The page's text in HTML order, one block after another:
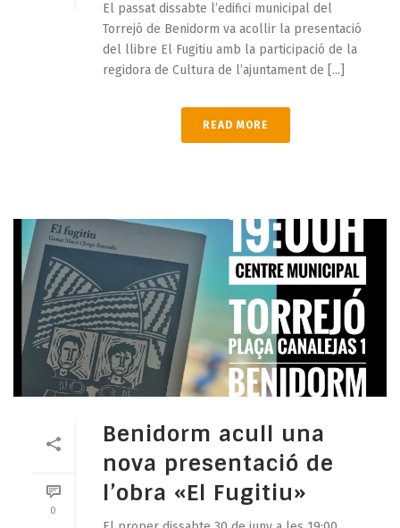
El passat dissabte l’edifici municipal del
Torrejó de Benidorm va acollir la presentació
del llibre El Fugitiu amb la participació de la
regidora de Cultura de l’ajuntament de [...]
READ MORE
0
Benidorm acull una
nova presentació de
l’obra «El Fugitiu»